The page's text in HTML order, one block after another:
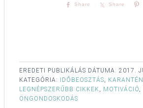
Share Share
EREDETI PUBLIKÁLÁS DÁTUMA: 2017.
KATEGÓRIA:
IDŐBEOSZTÁS, KARANTÉN
LEGNÉPSZERŰBB CIKKEK , MOTIVÁCIÓ,
ÖNGONDOSKODÁS